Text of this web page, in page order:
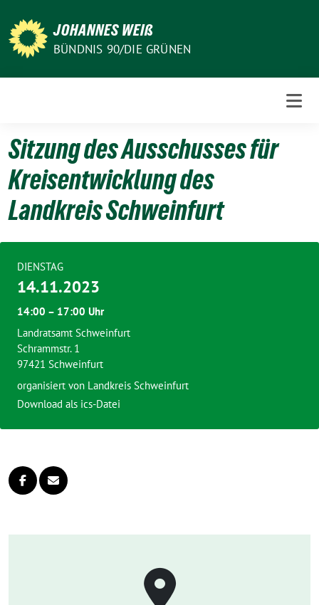
zum
Inhalt
JOHANNES WEIß
BÜNDNIS 90/DIE GRÜNEN
Sitzung des Ausschusses für
Kreisentwicklung des
Landkreis Schweinfurt
DIENSTAG
14.11.2023
14:00 – 17:00 Uhr
Landratsamt Schweinfurt
Schrammstr. 1
97421 Schweinfurt
organisiert von Landkreis Schweinfurt
Download als ics-Datei